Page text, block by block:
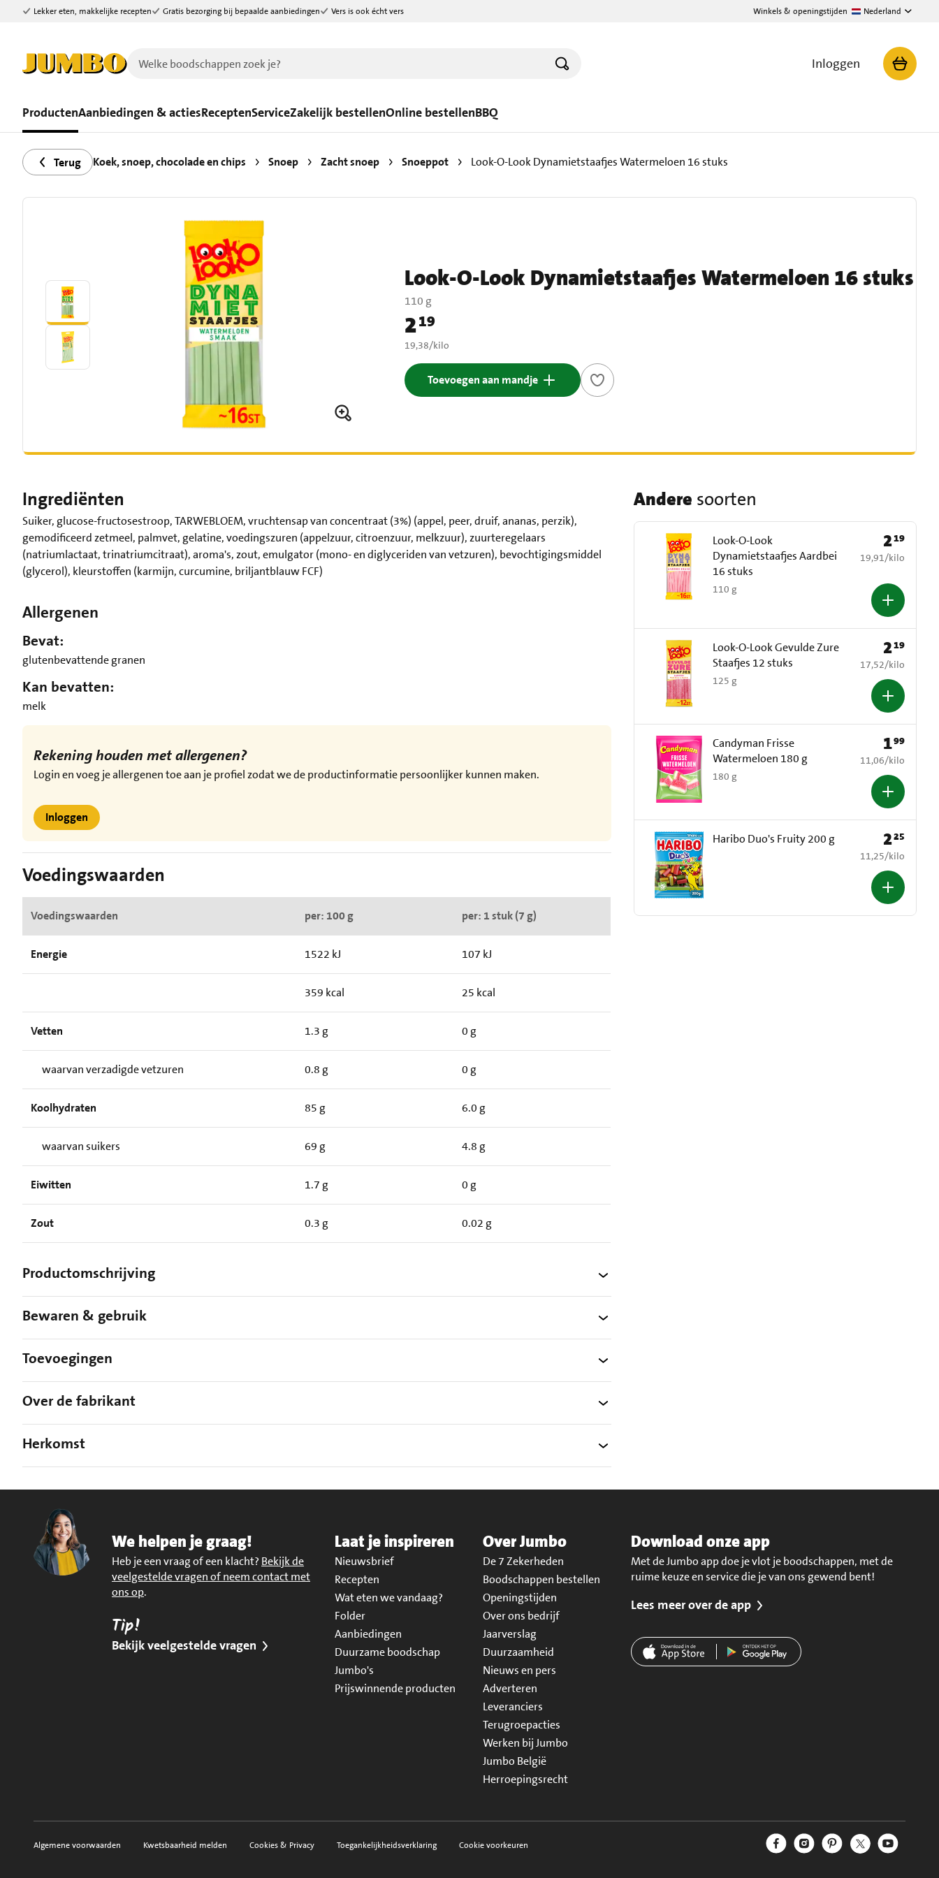
Ga naar zoeken
Ga naar hoofdinhoud
Lekker eten, makkelijke recepten Gratis bezorging bij bepaalde aanbiedingen Vers is ook écht vers Winkels & openingstijden Nederland
Inloggen
ProductenAanbiedingen & actiesReceptenServiceZakelijk bestellenOnline bestellenBBQ
Terug Koek, snoep, chocolade en chips Snoep Zacht snoep Snoeppot Look-O-Look Dynamietstaafjes Watermeloen 16 stuks
Look-O-Look Dynamietstaafjes Watermeloen 16 stuks
110 g
Prijs: € 2,19
219
€ 19,38 per kilo
19,38/kilo
Toevoegen aan mandje
Ingrediënten
Suiker, glucose-fructosestroop, TARWEBLOEM, vruchtensap van concentraat (3%) (appel, peer, druif, ananas, perzik),
gemodificeerd zetmeel, palmvet, gelatine, voedingszuren (appelzuur, citroenzuur, melkzuur), zuurteregelaars
(natriumlactaat, trinatriumcitraat), aroma's, zout, emulgator (mono- en diglyceriden van vetzuren), bevochtigingsmiddel
(glycerol), kleurstoffen (karmijn, curcumine, briljantblauw FCF)
Allergenen
Bevat:
glutenbevattende granen
Kan bevatten:
melk
Rekening houden met allergenen?
Login en voeg je allergenen toe aan je profiel zodat we de productinformatie persoonlijker kunnen maken.
Inloggen
Voedingswaarden
Voedingswaarden per: 100 g per: 1 stuk (7 g)
Energie 1522 kJ 107 kJ
359 kcal 25 kcal
Vetten 1.3 g 0 g
waarvan verzadigde vetzuren 0.8 g 0 g
Koolhydraten 85 g 6.0 g
waarvan suikers 69 g 4.8 g
Eiwitten 1.7 g 0 g
Zout 0.3 g 0.02 g
Productomschrijving
Bewaren & gebruik
Toevoegingen
Over de fabrikant
Herkomst
Andere soorten
Look-O-Look
Dynamietstaafjes Aardbei
16 stuks
110 g
Prijs: € 2,19
219
€ 19,91 per kilo
19,91/kilo
Look-O-Look Gevulde Zure
Staafjes 12 stuks
125 g
Prijs: € 2,19
219
€ 17,52 per kilo
17,52/kilo
Candyman Frisse
Watermeloen 180 g
180 g
Prijs: € 1,99
199
€ 11,06 per kilo
11,06/kilo
Haribo Duo's Fruity 200 g Prijs: € 2,25
225
€ 11,25 per kilo
11,25/kilo
We helpen je graag!
Heb je een vraag of een klacht? Bekijk de
veelgestelde vragen of neem contact met
ons op.
Tip!
Bekijk veelgestelde vragen
Laat je inspireren
Nieuwsbrief
Recepten
Wat eten we vandaag?
Folder
Aanbiedingen
Duurzame boodschap
Jumbo's
Prijswinnende producten
Over Jumbo
De 7 Zekerheden
Boodschappen bestellen
Openingstijden
Over ons bedrijf
Jaarverslag
Duurzaamheid
Nieuws en pers
Adverteren
Leveranciers
Terugroepacties
Werken bij Jumbo
Jumbo België
Herroepingsrecht
Download onze app
Met de Jumbo app doe je vlot je boodschappen, met de
ruime keuze en service die je van ons gewend bent!
Lees meer over de app
Voorwaarden, privacy en sitemap
Algemene voorwaarden Kwetsbaarheid melden Cookies & Privacy Toegankelijkheidsverklaring Cookie voorkeuren Volg ons
Jumbo Facebook
Jumbo Instagram
Jumbo Pinterest
Jumbo Twitter
Jumbo